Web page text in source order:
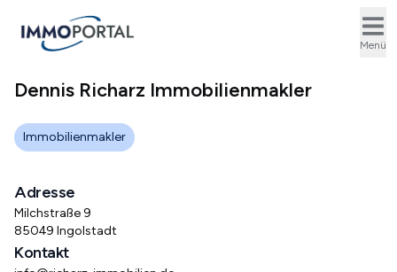
Menü
Dennis Richarz Immobilienmakler
Immobilienmakler
Adresse
Milchstraße 9
85049 Ingolstadt
Kontakt